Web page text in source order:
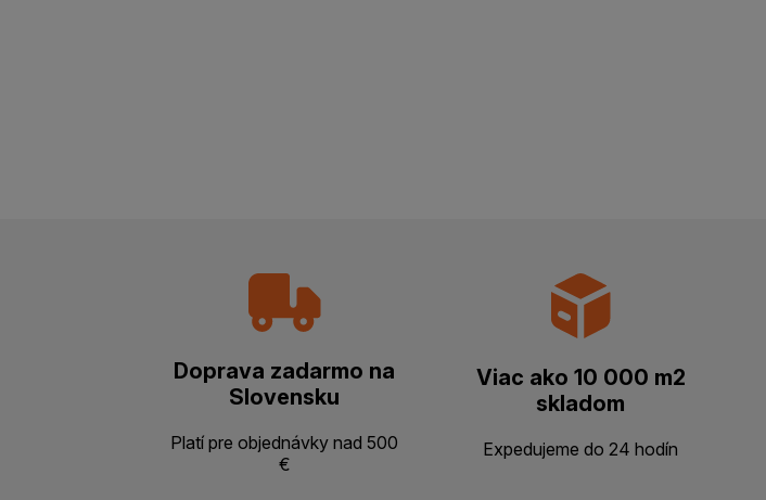
Doprava zadarmo na
Slovensku
Platí pre objednávky nad 500
€
Viac ako 10 000 m2
skladom
Expedujeme do 24 hodín